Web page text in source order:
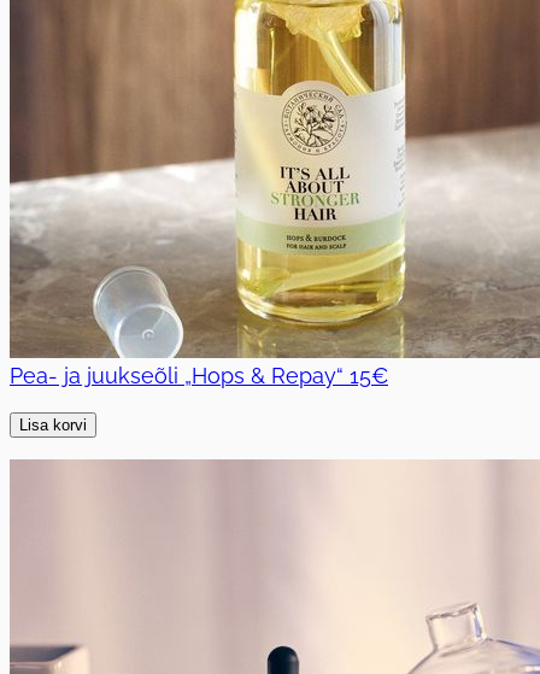
Pea- ja juukseõli „Hops & Repay“ 15€
Lisa korvi